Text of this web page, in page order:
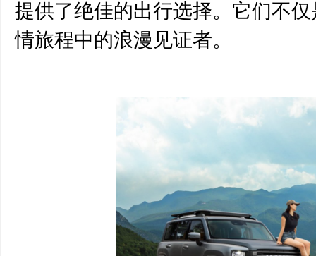
提供了绝佳的出行选择。它们不
情旅程中的浪漫见证者。